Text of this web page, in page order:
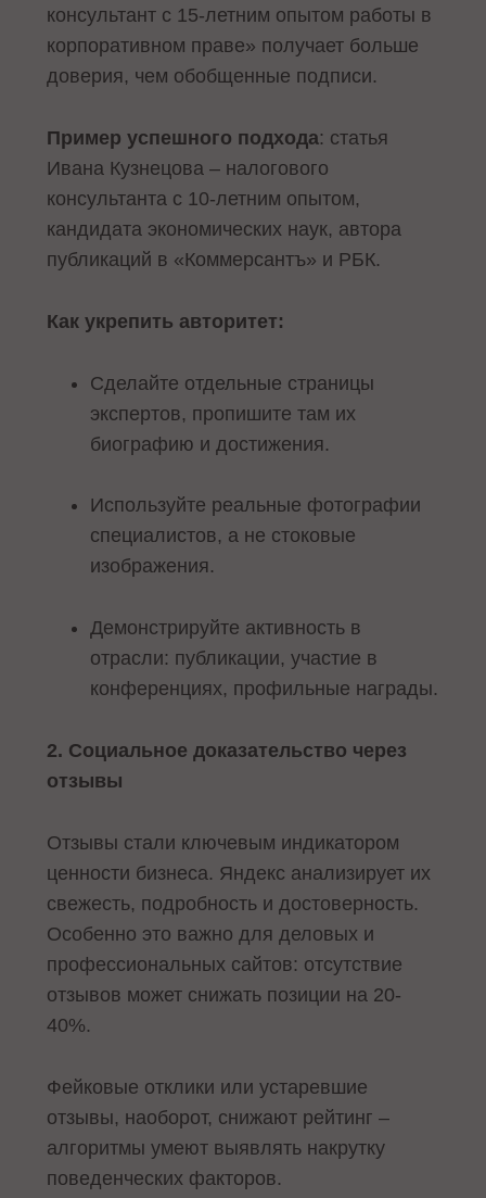
консультант с 15-летним опытом работы в
корпоративном праве» получает больше
доверия, чем обобщенные подписи.
Пример успешного подхода: статья
Ивана Кузнецова – налогового
консультанта с 10-летним опытом,
кандидата экономических наук, автора
публикаций в «Коммерсантъ» и РБК.
Как укрепить авторитет:
Сделайте отдельные страницы
экспертов, пропишите там их
биографию и достижения.
Используйте реальные фотографии
специалистов, а не стоковые
изображения.
Демонстрируйте активность в
отрасли: публикации, участие в
конференциях, профильные награды.
2. Социальное доказательство через
отзывы
Отзывы стали ключевым индикатором
ценности бизнеса. Яндекс анализирует их
свежесть, подробность и достоверность.
Особенно это важно для деловых и
профессиональных сайтов: отсутствие
отзывов может снижать позиции на 20-
40%.
Фейковые отклики или устаревшие
отзывы, наоборот, снижают рейтинг –
алгоритмы умеют выявлять накрутку
поведенческих факторов.